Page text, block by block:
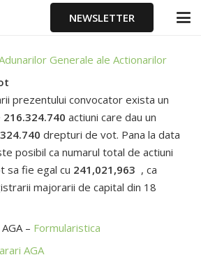
NEWSLETTER
Generale ale Actionarilor
prezentului convocator exista un
216.324.740 actiuni care dau un
drepturi de vot. Pana la data
posibil ca numarul total de actiuni
sa fie egal cu 241,021,963 , ca
majorarii de capital din 18
– Formularistica
AGA